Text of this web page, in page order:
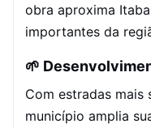
obra aproxima
importantes da
🌱
Com estradas mais
município amplia